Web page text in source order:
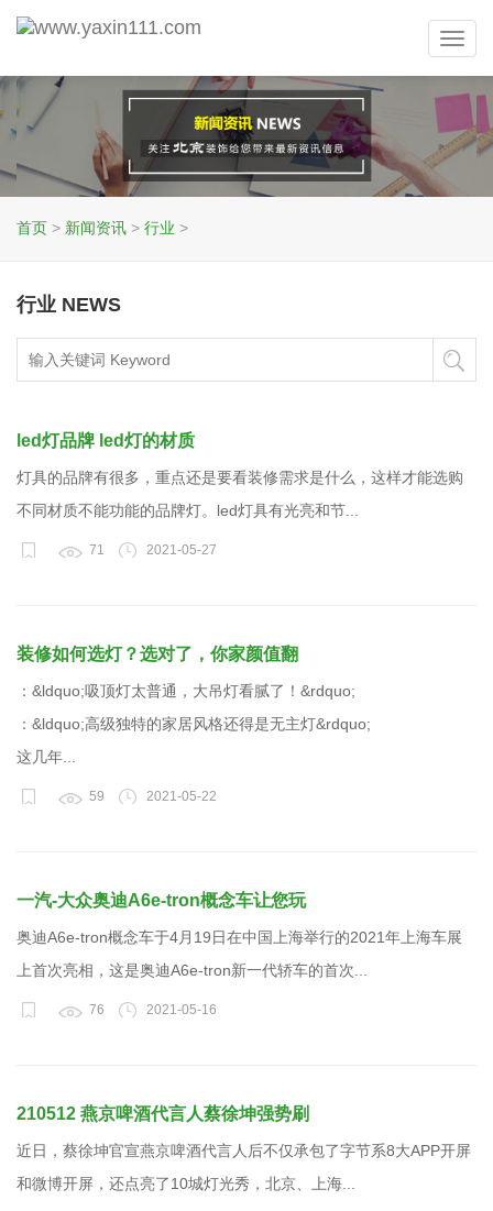
首页 > 新闻资讯 > 行业 >
行业 NEWS
led灯品牌 led灯的材质
灯具的品牌有很多，重点还是要看装修需求是什么，这样才能选购
不同材质不能功能的品牌灯。led灯具有光亮和节...
71 2021-05-27
装修如何选灯？选对了，你家颜值翻
：&ldquo;吸顶灯太普通，大吊灯看腻了！&rdquo;
：&ldquo;高级独特的家居风格还得是无主灯&rdquo;
这几年...
59 2021-05-22
一汽-大众奥迪A6e-tron概念车让您玩
奥迪A6e-tron概念车于4月19日在中国上海举行的2021年上海车展
上首次亮相，这是奥迪A6e-tron新一代轿车的首次...
76 2021-05-16
210512 燕京啤酒代言人蔡徐坤强势刷
近日，蔡徐坤官宣燕京啤酒代言人后不仅承包了字节系8大APP开屏
和微博开屏，还点亮了10城灯光秀，北京、上海...